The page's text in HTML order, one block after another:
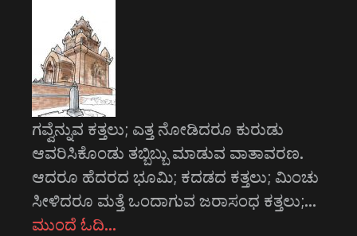
ಗವ್ವೆನ್ನುವ ಕತ್ತಲು; ಎತ್ತ ನೋಡಿದರೂ ಕುರುಡು
ಆವರಿಸಿಕೊಂಡು ತಬ್ಬಿಬ್ಬು ಮಾಡುವ ವಾತಾವರಣ.
ಆದರೂ ಹೆದರದ ಭೂಮಿ; ಕದಡದ ಕತ್ತಲು; ಮಿಂಚು
ಸೀಳಿದರೂ ಮತ್ತೆ ಒಂದಾಗುವ ಜರಾಸಂಧ ಕತ್ತಲು;…
ಮುಂದೆ ಓದಿ…